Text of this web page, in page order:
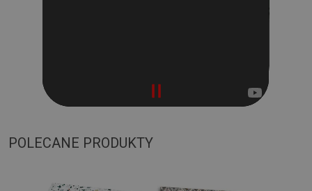
POLECANE PRODUKTY